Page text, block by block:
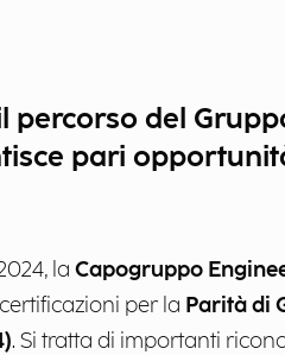
percorso del
pari
la Capogruppo
per la Parità di
. Si tratta di importanti